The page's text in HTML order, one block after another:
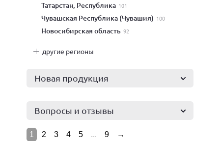
Татарстан, Республика 101
Чувашская Республика (Чувашия) 100
Новосибирская область 92
другие регионы
Новая продукция
Вопросы и отзывы
1 2 3 4 5 ... 9 →